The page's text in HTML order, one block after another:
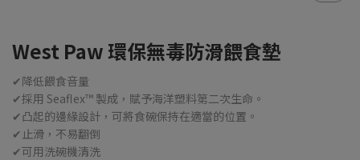
West Paw 環保無毒防滑餵食墊
✔降低餵食音量
✔採用 Seaflex™ 製成，賦予海洋塑料第二次生命。
✔凸起的邊緣設計，可將食碗保持在適當的位置。
✔止滑，不易翻倒
✔可用洗碗機清洗